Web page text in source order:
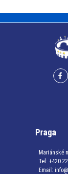
Praga
Mariánské
Tel: +420
Email: